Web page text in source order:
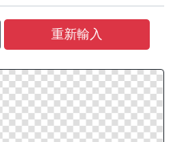
重新輸入